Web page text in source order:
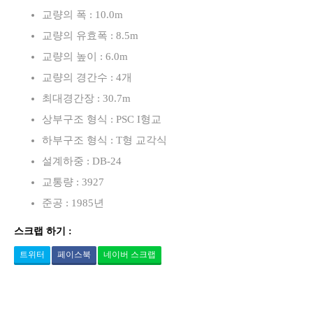
교량의 폭 : 10.0m
교량의 유효폭 : 8.5m
교량의 높이 : 6.0m
교량의 경간수 : 4개
최대경간장 : 30.7m
상부구조 형식 : PSC I형교
하부구조 형식 : T형 교각식
설계하중 : DB-24
교통량 : 3927
준공 : 1985년
스크랩 하기 :
트위터 페이스북 네이버 스크랩